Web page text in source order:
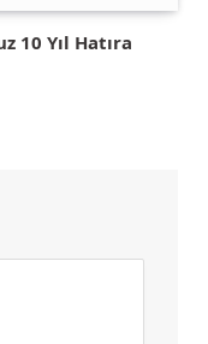
10 Yıl Hatıra